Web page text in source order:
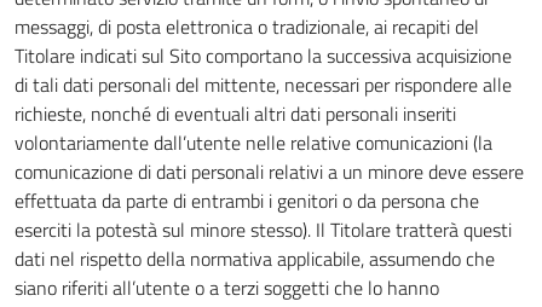
messaggi, di posta elettronica o tradizionale, ai recapiti del
Titolare indicati sul Sito comportano la successiva acquisizione
di tali dati personali del mittente, necessari per rispondere alle
richieste, nonché di eventuali altri dati personali inseriti
volontariamente dall’utente nelle relative comunicazioni (la
comunicazione di dati personali relativi a un minore deve essere
effettuata da parte di entrambi i genitori o da persona che
eserciti la potestà sul minore stesso). Il Titolare tratterà questi
dati nel rispetto della normativa applicabile, assumendo che
siano riferiti all’utente o a terzi soggetti che lo hanno